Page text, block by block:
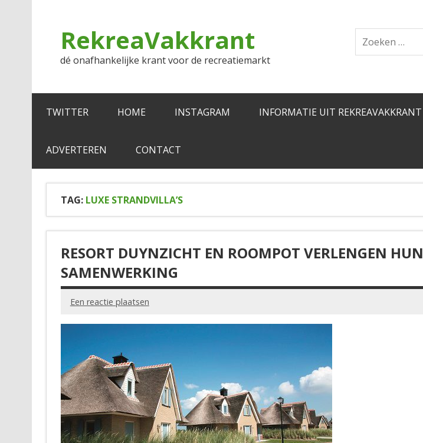
RekreaVakkrant
dé onafhankelijke krant voor de recreatiemarkt
TWITTER HOME INSTAGRAM INFORMATIE UIT REKREAVAKKRANT
ADVERTEREN CONTACT
TAG: LUXE STRANDVILLA’S
RESORT DUYNZICHT EN ROOMPOT VERLENGEN HUN
SAMENWERKING
Een reactie plaatsen